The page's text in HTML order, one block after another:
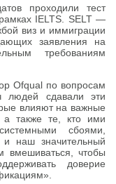
проходили тест
IELTS. SELT —
виз и иммиграции
заявления на
требованиям
Ofqual по вопросам
людей сдавали эти
влияют на важные
также те, кто ими
сбоями,
наш значительный
вмешиваться, чтобы
доверие